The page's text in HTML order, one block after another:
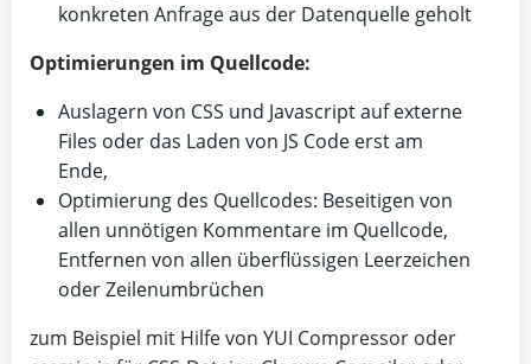
konkreten Anfrage aus der Datenquelle geholt
Optimierungen im Quellcode:
Auslagern von CSS und Javascript auf externe
Files oder das Laden von JS Code erst am
Ende,
Optimierung des Quellcodes: Beseitigen von
allen unnötigen Kommentare im Quellcode,
Entfernen von allen überflüssigen Leerzeichen
oder Zeilenumbrüchen
zum Beispiel mit Hilfe von YUI Compressor oder